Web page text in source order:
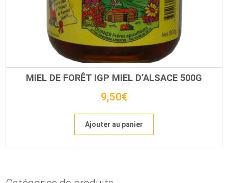
MIEL DE FORÊT IGP MIEL D’ALSACE 500G
9,50€
Ajouter au panier